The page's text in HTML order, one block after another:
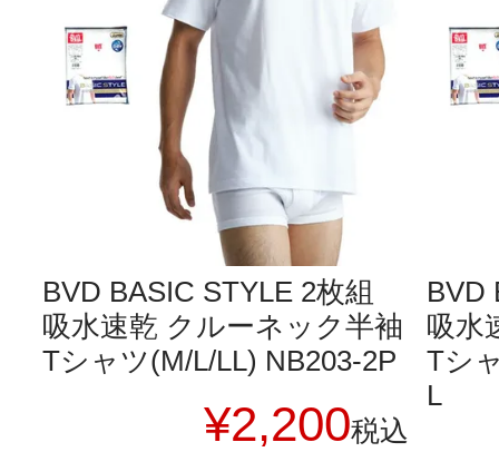
BVD BASIC STYLE 2枚組
吸水速乾 クルーネック半袖
Tシャツ(M/L/LL) NB203-2P
¥2,200税込
BVD
吸水
Tシ
L